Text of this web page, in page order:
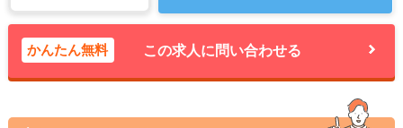
かんたん無料 この求人に問い合わせる